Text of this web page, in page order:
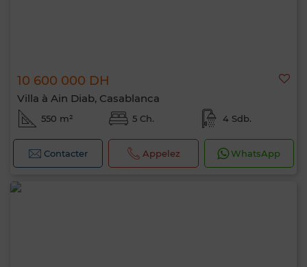
10 600 000 DH
Villa à Ain Diab, Casablanca
550 m² 5 Ch. 4 Sdb.
Contacter Appelez WhatsApp